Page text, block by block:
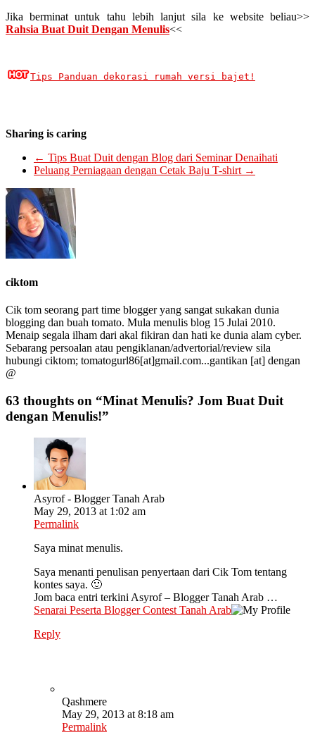
Jika berminat untuk tahu lebih lanjut sila ke website beliau>>
Rahsia Buat Duit Dengan Menulis<<
Tips Panduan dekorasi rumah versi bajet!
Sharing is caring
← Tips Buat Duit dengan Blog dari Seminar Denaihati
Peluang Perniagaan dengan Cetak Baju T-shirt →
ciktom
Cik tom seorang part time blogger yang sangat sukakan dunia
blogging dan buah tomato. Mula menulis blog 15 Julai 2010.
Menaip segala ilham dari akal fikiran dan hati ke dunia alam cyber.
Sebarang persoalan atau pengiklanan/advertorial/review sila
hubungi ciktom; tomatogurl86[at]gmail.com...gantikan [at] dengan
@
63 thoughts on “Minat Menulis? Jom Buat Duit
dengan Menulis!”
Asyrof - Blogger Tanah Arab
May 29, 2013 at 1:02 am
Permalink
Saya minat menulis.
Saya menanti penulisan penyertaan dari Cik Tom tentang
kontes saya. 🙂
Jom baca entri terkini Asyrof – Blogger Tanah Arab …
Senarai Peserta Blogger Contest Tanah Arab
Reply
Qashmere
May 29, 2013 at 8:18 am
Permalink